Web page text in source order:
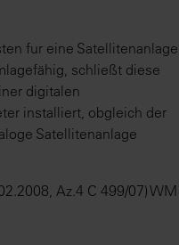
fur eine Satellitenanlage
schließt diese
digitalen
installiert, obgleich der
Satellitenanlage
Az.4 C 499/07) WM